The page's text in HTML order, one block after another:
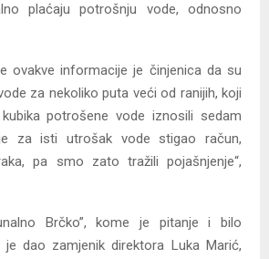
plaćaju potrošnju vode, odnosno
ovakve informacije je činjenica da su
za nekoliko puta veći od ranijih, koji
potrošene vode iznosili sedam
za isti utrošak vode stigao račun,
pa smo zato tražili pojašnjenje“,
Brčko”, kome je pitanje i bilo
je dao zamjenik direktora Luka Marić,